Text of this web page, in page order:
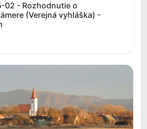
02 - Rozhodnutie o
(Verejná vyhláška) -